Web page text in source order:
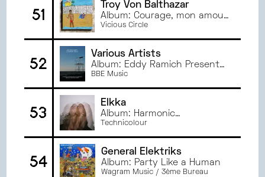
51
Troy Von Balthazar
Album: Courage, mon amour
!
Vicious Circle
52
Various Artists
Album: Eddy Ramich Presents
Croatian Blue
BBE Music
53
Elkka
Album: Harmonic
Frequencies
Technicolour
54
General Elektriks
Album: Party Like a Human
Wagram Music / 3ème Bureau